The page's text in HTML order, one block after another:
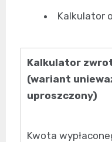
Kalkulator
Kalkulator
(wariant
uproszczony)
Kwota